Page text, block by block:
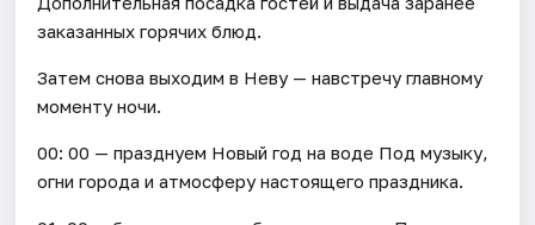
заказанных горячих блюд.
Затем снова выходим в Неву — навстречу главному
моменту ночи.
00: 00 — празднуем Новый год на воде Под музыку,
огни города и атмосферу настоящего праздника.